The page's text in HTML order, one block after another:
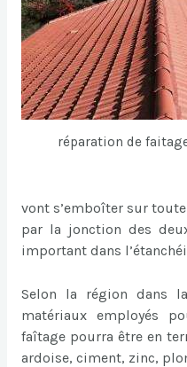
réparation de
vont s’emboîter sur
par la jonction des
important dans
Selon la région dans
matériaux employés
faîtage pourra être en
ardoise, ciment, zinc,